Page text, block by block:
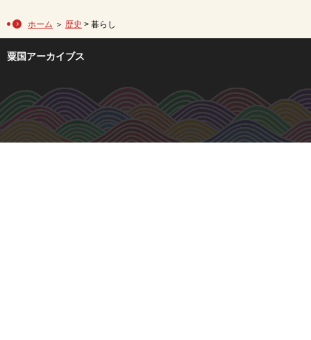
ホーム ＞ 歴史 > 暮らし
粟国アーカイブス